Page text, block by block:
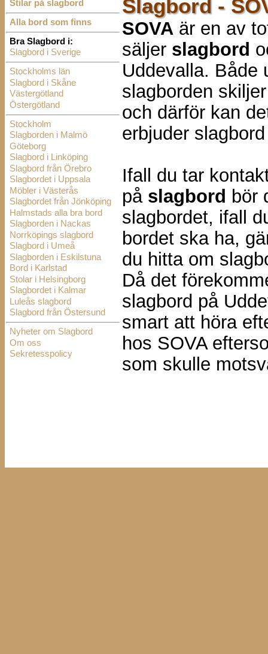
Stilar på slagbord
Alla bord som finns
Bra Slagbord i:
Slagbord i Sverige
Stockholms län
Slagbord i Skåne
Västergötland
Östergötland
Stockholm
Slagborden i Malmö
Göteborg
Slagbord i Linköping
Slagbord från Örebro
Slagbordet i Uppsala
Möbler i Västerås
Slagbordet från Jönköping
Halmstads alla bra bord
Slagborden i Nackas
Norrköpings slagbord
Slagbord i Umeå
Slagborden i Eskilstuna
Bord i Karlstad
Stolar i Helsingborg
Slagbordet i Kalmar
Luleås slagbord
Slagbord från Östersund
Nyheter om Slagbord
Om oss
Sekretesspolicy
Slagbord -
SOVA är en av
säljer slagbord
Uddevalla. Både
slagborden
och därför kan
erbjuder
Ifall du tar
på slagbord bör
slagbordet, ifall
bordet ska ha,
du hitta om
Då det
slagbord på
smart att höra
hos SOVA
som skulle